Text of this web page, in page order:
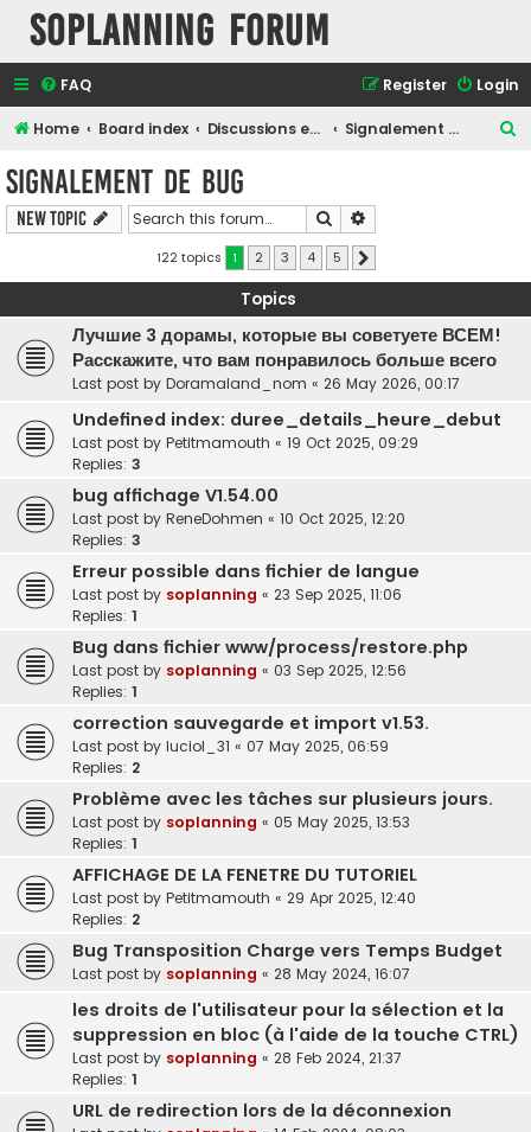
SOPlanning Forum
FAQ Login
Register
Home Board index Discussions en Français Signalement de bug
h
Signalement de bug
New Topic Search
122 topics 1 2 3 4 5
Topics
Лучшие 3 дорамы, которые вы советуете ВСЕМ!
Расскажите, что вам понравилось больше всего
Last post by Doramaland_nom « 26 May 2026, 00:17
Undefined index: duree_details_heure_debut
Last post by Petitmamouth « 19 Oct 2025, 09:29
Replies: 3
bug affichage V1.54.00
Last post by ReneDohmen « 10 Oct 2025, 12:20
Replies: 3
Erreur possible dans fichier de langue
Last post by soplanning « 23 Sep 2025, 11:06
Replies: 1
Bug dans fichier www/process/restore.php
Last post by soplanning « 03 Sep 2025, 12:56
Replies: 1
correction sauvegarde et import v1.53.
Last post by luciol_31 « 07 May 2025, 06:59
Replies: 2
Problème avec les tâches sur plusieurs jours.
Last post by soplanning « 05 May 2025, 13:53
Replies: 1
AFFICHAGE DE LA FENETRE DU TUTORIEL
Last post by Petitmamouth « 29 Apr 2025, 12:40
Replies: 2
Bug Transposition Charge vers Temps Budget
Last post by soplanning « 28 May 2024, 16:07
les droits de l'utilisateur pour la sélection et la
suppression en bloc (à l'aide de la touche CTRL)
Last post by soplanning « 28 Feb 2024, 21:37
Replies: 1
URL de redirection lors de la déconnexion